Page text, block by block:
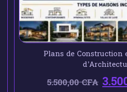
Plans de Construction
5.500,00CFA